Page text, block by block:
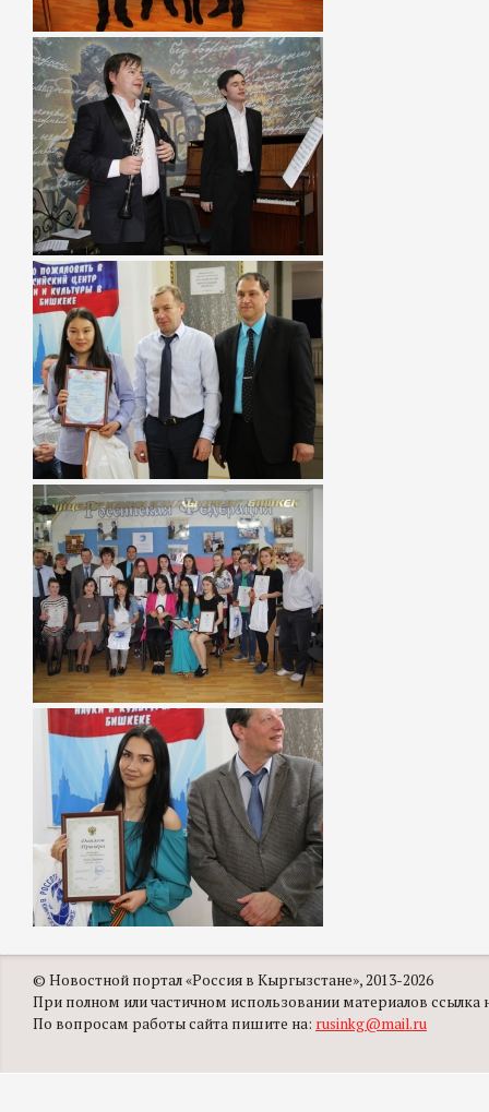
© Новостной портал «Россия в Кыргызстане», 2013-2026
При полном или частичном использовании материалов ссылка
По вопросам работы сайта пишите на: rusinkg@mail.ru